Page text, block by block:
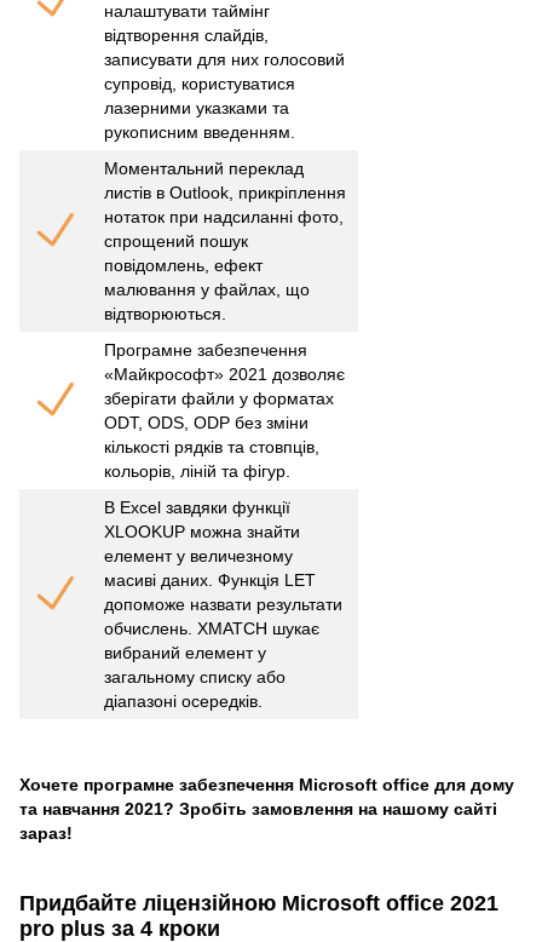
налаштувати таймінг
відтворення слайдів,
записувати для них голосовий
супровід, користуватися
лазерними указками та
рукописним введенням.
Моментальний переклад
листів в Outlook, прикріплення
нотаток при надсиланні фото,
спрощений пошук
повідомлень, ефект
малювання у файлах, що
відтворюються.
Програмне забезпечення
«Майкрософт» 2021 дозволяє
зберігати файли у форматах
ODT, ODS, ODP без зміни
кількості рядків та стовпців,
кольорів, ліній та фігур.
В Excel завдяки функції
XLOOKUP можна знайти
елемент у величезному
масиві даних. Функція LET
допоможе назвати результати
обчислень. XMATCH шукає
вибраний елемент у
загальному списку або
діапазоні осередків.
Хочете програмне забезпечення Microsoft office для дому
та навчання 2021? Зробіть замовлення на нашому сайті
зараз!
Придбайте ліцензійною Microsoft office 2021
pro plus за 4 кроки